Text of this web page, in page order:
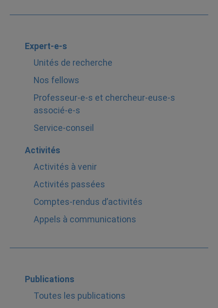
Expert-e-s
Unités de recherche
Nos fellows
Professeur-e-s et chercheur-euse-s
associé-e-s
Service-conseil
Activités
Activités à venir
Activités passées
Comptes-rendus d’activités
Appels à communications
Publications
Toutes les publications